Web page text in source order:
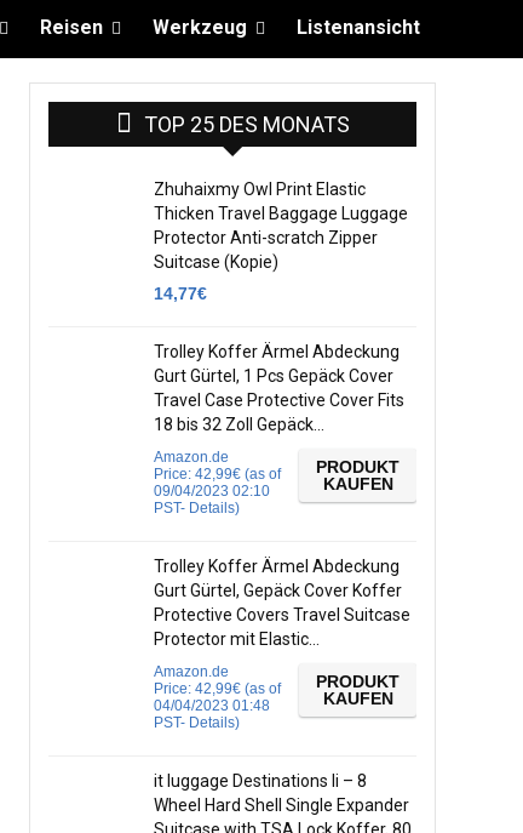
Reisen Werkzeug Listenansicht
TOP 25 DES MONATS
Zhuhaixmy Owl Print Elastic
Thicken Travel Baggage Luggage
Protector Anti-scratch Zipper
Suitcase (Kopie)
14,77€
Trolley Koffer Ärmel Abdeckung
Gurt Gürtel, 1 Pcs Gepäck Cover
Travel Case Protective Cover Fits
18 bis 32 Zoll Gepäck…
Amazon.de
Price: 42,99€ (as of
09/04/2023 02:10
PST- Details)
PRODUKT
KAUFEN
Trolley Koffer Ärmel Abdeckung
Gurt Gürtel, Gepäck Cover Koffer
Protective Covers Travel Suitcase
Protector mit Elastic…
Amazon.de
Price: 42,99€ (as of
04/04/2023 01:48
PST- Details)
PRODUKT
KAUFEN
it luggage Destinations Ii – 8
Wheel Hard Shell Single Expander